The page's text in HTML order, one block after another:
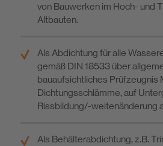
von Bauwerken im Hoch- und
Altbauten.
Als Abdichtung für alle
gemäß DIN 18533 über
bauaufsichtliches Prüfzeugnis
Dichtungsschlämme, auf
Rissbildung/-weitenänderung
Als Behälterabdichtung, z.B.